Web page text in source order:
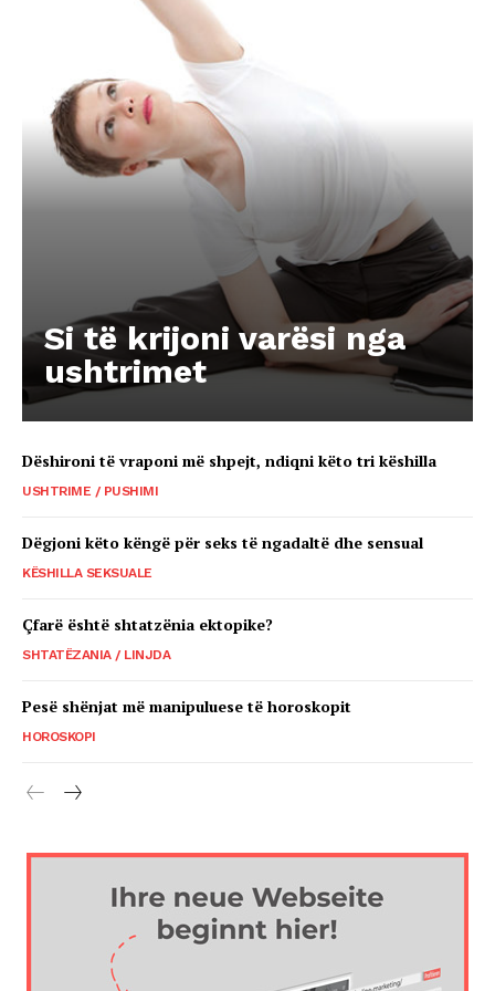
Si të krijoni varësi nga
ushtrimet
Dëshironi të vraponi më shpejt, ndiqni këto tri këshilla
USHTRIME / PUSHIMI
Dëgjoni këto këngë për seks të ngadaltë dhe sensual
KËSHILLA SEKSUALE
Çfarë është shtatzënia ektopike?
SHTATËZANIA / LINJDA
Pesë shënjat më manipuluese të horoskopit
HOROSKOPI